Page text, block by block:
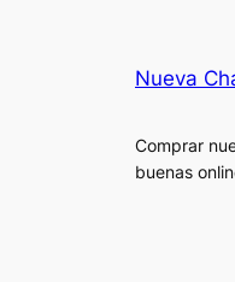
Nueva
Comprar
buenas